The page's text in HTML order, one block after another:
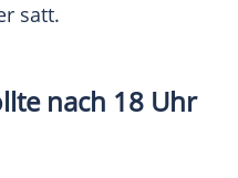
satt.
nach 18 Uhr